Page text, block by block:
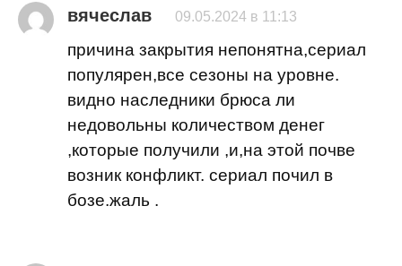
вячеслав 09.05.2024 в 11:13
причина закрытия непонятна,сериал
популярен,все сезоны на уровне.
видно наследники брюса ли
недовольны количеством денег
,которые получили ,и,на этой почве
возник конфликт. сериал почил в
бозе.жаль .